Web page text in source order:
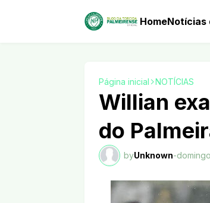
HomeNotícias
Página inicial NOTÍCIAS
Willian
do
byUnknown-